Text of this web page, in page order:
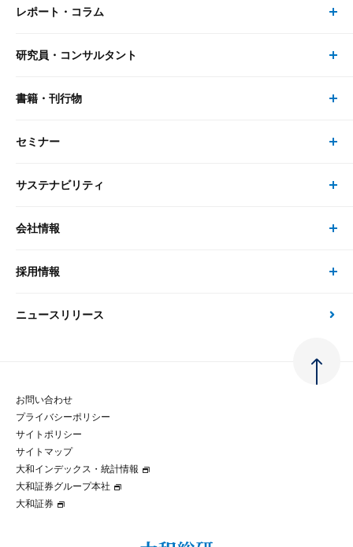
事業・ソリューション トップ
リサーチ
大和総研の強み
先端テクノロジーに基づく新たな価値の創出
レポート・コラム
レポート・コラム トップ
最新のレポート・コラム
政策分析
金融経済教育等
テクノロジーレポート
コラム
研究員・コンサルタント
研究員・コンサルタント トップ
研究員
書籍・刊行物
書籍・刊行物 トップ
書籍
セミナー
セミナー トップ
現在受付中のセミナー・イベント
サステナビリティ
サステナビリティの取り組み
次世代社会への貢献
マルチステークホルダー方針
パートナーシップ構築宣言
会社情報
会社情報 トップ
会社概要・役員一覧
大和総研の歩み
グループ会社
採用情報
採用情報 トップ
経験者採用
ニュースリリース
お問い合わせ
プライバシーポリシー
サイトポリシー
サイトマップ
大和インデックス・統計情報
大和証券グループ本社
大和証券